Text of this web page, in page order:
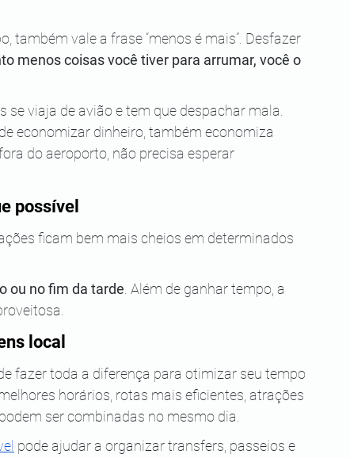
também vale a frase “menos é mais”. Desfazer
menos coisas você tiver para arrumar, você o
viaja de avião e tem que despachar mala.
economizar dinheiro, também economiza
do aeroporto, não precisa esperar
possível
ficam bem mais cheios em determinados
ou no fim da tarde . Além de ganhar tempo, a
local
fazer toda a diferença para otimizar seu tempo
horários, rotas mais eficientes, atrações
ser combinadas no mesmo dia.
pode ajudar a organizar transfers, passeios e